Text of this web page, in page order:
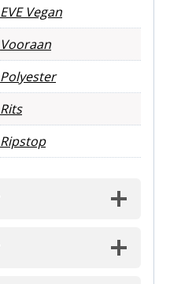
EVE Vegan
Vooraan
Polyester
Rits
Ripstop